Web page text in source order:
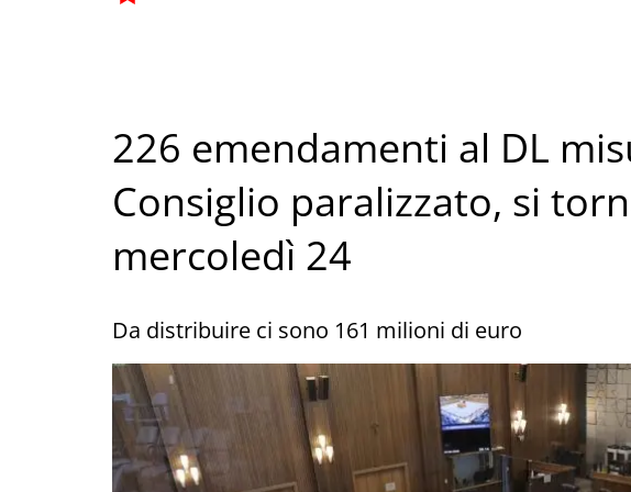
226 emendamenti al DL
Consiglio paralizzato, si
mercoledì 24
Da distribuire ci sono 161 milioni di euro